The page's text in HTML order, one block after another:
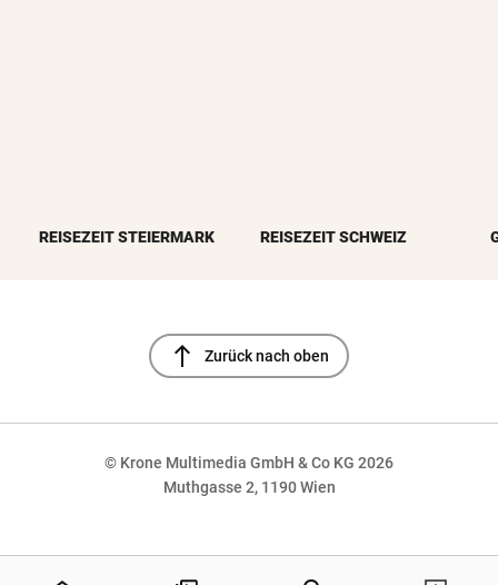
REISEZEIT STEIERMARK REISEZEIT SCHWEIZ
north Zurück nach oben
© Krone Multimedia GmbH & Co KG 2026
Muthgasse 2, 1190 Wien
NaN%